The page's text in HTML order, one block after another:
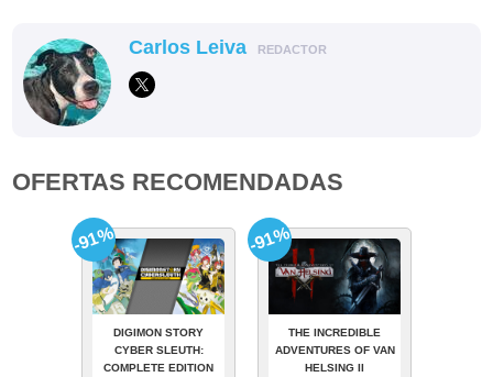
Carlos Leiva REDACTOR
OFERTAS RECOMENDADAS
DIGIMON STORY
CYBER SLEUTH:
COMPLETE EDITION
-91%
THE INCREDIBLE
ADVENTURES OF VAN
HELSING II
-91%